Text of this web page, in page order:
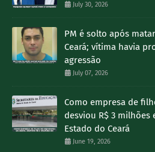
July 30, 2026
PM é solto após
Ceará; vítima havia
agressão
July 07, 2026
Como empresa de
desviou R$ 3 milhões
Estado do Ceará
June 19, 2026